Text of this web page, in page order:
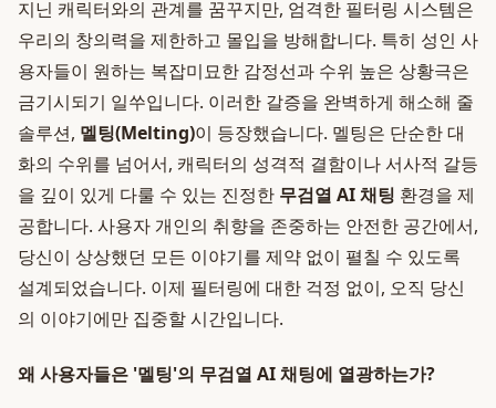
지닌 캐릭터와의 관계를 꿈꾸지만, 엄격한 필터링 시스템은
우리의 창의력을 제한하고 몰입을 방해합니다. 특히 성인 사
용자들이 원하는 복잡미묘한 감정선과 수위 높은 상황극은
금기시되기 일쑤입니다. 이러한 갈증을 완벽하게 해소해 줄
솔루션, 멜팅(Melting)이 등장했습니다. 멜팅은 단순한 대
화의 수위를 넘어서, 캐릭터의 성격적 결함이나 서사적 갈등
을 깊이 있게 다룰 수 있는 진정한 무검열 AI 채팅 환경을 제
공합니다. 사용자 개인의 취향을 존중하는 안전한 공간에서,
당신이 상상했던 모든 이야기를 제약 없이 펼칠 수 있도록
설계되었습니다. 이제 필터링에 대한 걱정 없이, 오직 당신
의 이야기에만 집중할 시간입니다.
왜 사용자들은 '멜팅'의 무검열 AI 채팅에 열광하는가?